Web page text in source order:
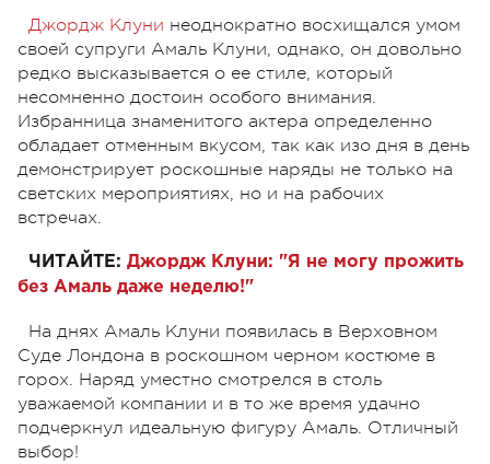
Джордж Клуни неоднократно восхищался умом
своей супруги Амаль Клуни, однако, он довольно
редко высказывается о ее стиле, который
несомненно достоин особого внимания.
Избранница знаменитого актера определенно
обладает отменным вкусом, так как изо дня в день
демонстрирует роскошные наряды не только на
светских мероприятиях, но и на рабочих
встречах.
ЧИТАЙТЕ: Джордж Клуни: "Я не могу прожить
без Амаль даже неделю!"
На днях Амаль Клуни появилась в Верховном
Суде Лондона в роскошном черном костюме в
горох. Наряд уместно смотрелся в столь
уважаемой компании и в то же время удачно
подчеркнул идеальную фигуру Амаль. Отличный
выбор!